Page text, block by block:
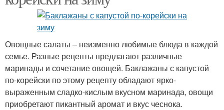
Облепиха на зиму
Овощные салаты – неизменно любимые блюда в каждой
семье. Разные рецепты предлагают различные
маринады и сочетание овощей. Баклажаны с капустой
по-корейски по этому рецепту обладают ярко-
выраженным сладко-кислым вкусном маринада, овощи
приобретают пикантный аромат и вкус чеснока.